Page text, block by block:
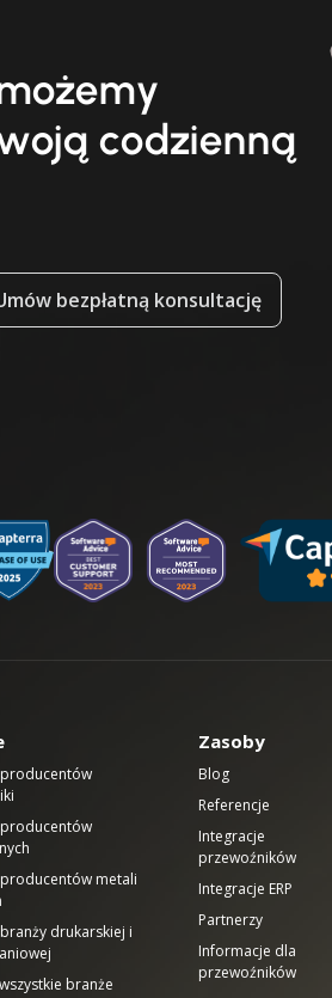
codzienną
bezpłatną konsultację
producentów
producentów
producentów metali
drukarskiej i
branże
Zasoby
Blog
Referencje
Integracje
przewoźników
Integracje ERP
Partnerzy
Informacje dla
przewoźników